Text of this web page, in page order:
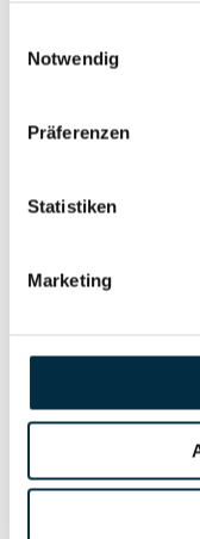
Notwendig
Präferenzen
Statistiken
Marketing
Wirtschaftlich
Berechtigten